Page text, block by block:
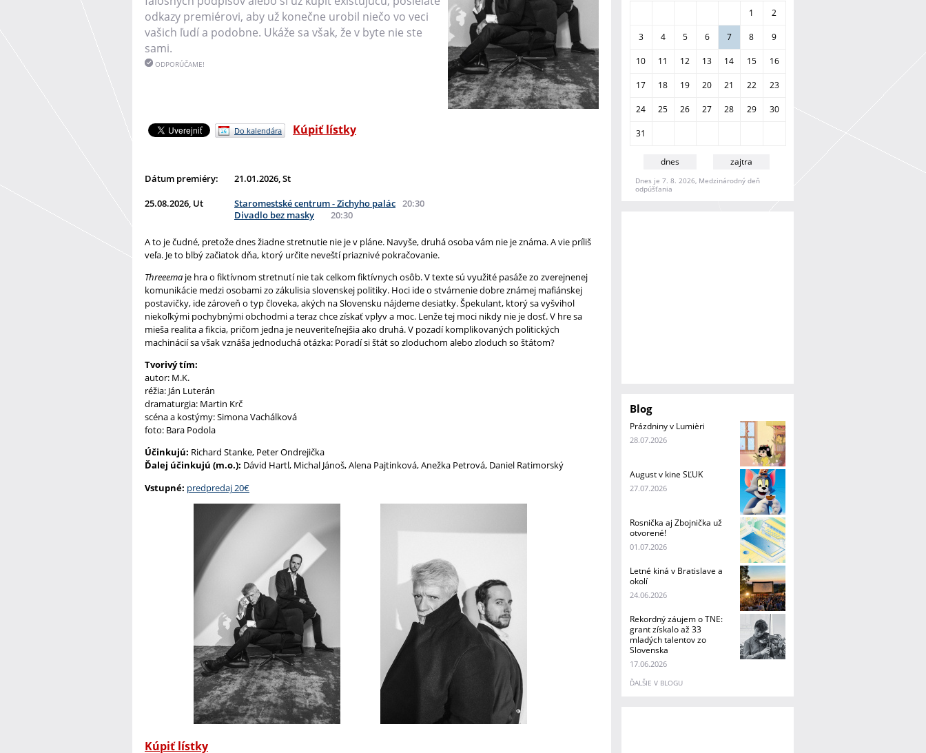
odkazy premiérovi, aby už konečne urobil niečo vo veci
vašich ľudí a podobne. Ukáže sa však, že v byte nie ste
sami.
ODPORÚČAME!
Do kalendára Kúpiť lístky
Dátum premiéry:
21.01.2026, St
25.08.2026, Ut
Staromestské centrum - Zichyho palác
20:30
Divadlo bez masky
20:30
A to je čudné, pretože dnes žiadne stretnutie nie je v pláne. Navyše, druhá osoba vám nie je známa. A vie príliš
veľa. Je to blbý začiatok dňa, ktorý určite neveští priaznivé pokračovanie.
Threeema je hra o fiktívnom stretnutí nie tak celkom fiktívnych osôb. V texte sú využité pasáže zo zverejnenej
komunikácie medzi osobami zo zákulisia slovenskej politiky. Hoci ide o stvárnenie dobre známej mafiánskej
postavičky, ide zároveň o typ človeka, akých na Slovensku nájdeme desiatky. Špekulant, ktorý sa vyšvihol
niekoľkými pochybnými obchodmi a teraz chce získať vplyv a moc. Lenže tej moci nikdy nie je dosť. V hre sa
mieša realita a fikcia, pričom jedna je neuveriteľnejšia ako druhá. V pozadí komplikovaných politických
machinácií sa však vznáša jednoduchá otázka: Poradí si štát so zloduchom alebo zloduch so štátom?
Tvorivý tím:
autor: M.K.
réžia: Ján Luterán
dramaturgia: Martin Krč
scéna a kostýmy: Simona Vachálková
foto: Bara Podola
Účinkujú: Richard Stanke, Peter Ondrejička
Ďalej účinkujú (m.o.): Dávid Hartl, Michal Jánoš, Alena Pajtinková, Anežka Petrová, Daniel Ratimorský
Vstupné: predpredaj 20€
Kúpiť lístky
1 2
3 4 5 6 7 8 9
10 11 12 13 14 15 16
17 18 19 20 21 22 23
24 25 26 27 28 29 30
31
dnes zajtra
Dnes je 7. 8. 2026, Medzinárodný deň
odpúšťania
Blog
Prázdniny v Lumièri
28.07.2026
August v kine SĽUK
27.07.2026
Rosnička aj Zbojnička už
otvorené!
01.07.2026
Letné kiná v Bratislave a
okolí
24.06.2026
Rekordný záujem o TNE:
grant získalo až 33
mladých talentov zo
Slovenska
17.06.2026
ĎALŠIE V BLOGU